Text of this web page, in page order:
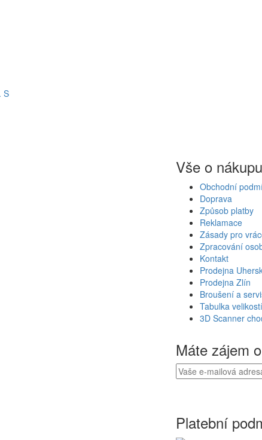
Vše o nákupu
Obchodní
Doprava
Způsob platby
Reklamace
Zásady pro
Zpracování
Kontakt
Prodejna
Prodejna Zlín
Broušení a
Tabulka
3D Scanner
Máte zájem
Platební